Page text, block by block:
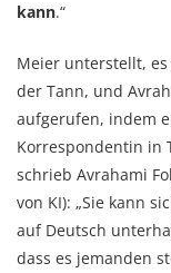
kann.“
Meier unterstellt, es
der Tann, und
aufgerufen, indem
Korrespondentin in
schrieb Avrahami
von KI): „Sie kann
auf Deutsch
dass es jemanden